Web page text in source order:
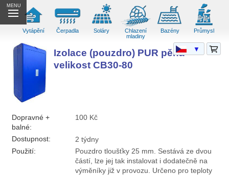
MENU
Vytápění Čerpadla Soláry
Chlazení
mladiny
Bazény Průmysl
Izolace (pouzdro) PUR pěna
velikost CB30-80
Dopravné +
balné:
100 Kč
Dostupnost:
2 týdny
Použití:
Pouzdro tloušťky 25 mm. Sestává ze dvou
částí, lze jej tak instalovat i dodatečně na
výměníky již v provozu. Určeno pro teploty
▼